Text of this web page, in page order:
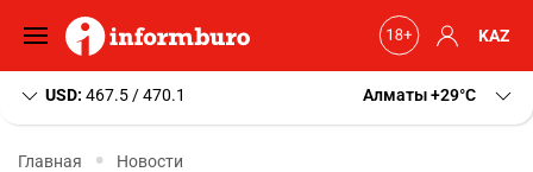
KAZ
USD: 467.5 / 470.1 Алматы+29 C
Главная Новости